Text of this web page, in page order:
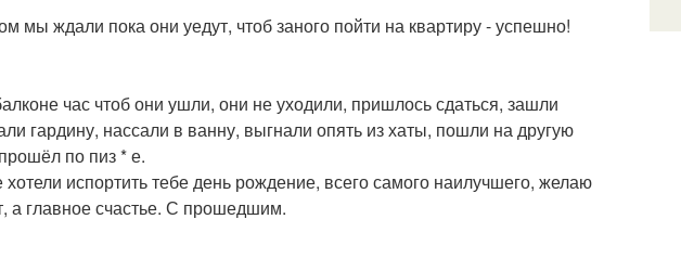
ждали пока они уедут, чтоб заного пойти на квартиру - успешно!
час чтоб они ушли, они не уходили, пришлось сдаться, зашли
гардину, нассали в ванну, выгнали опять из хаты, пошли на другую
по пиз * е.
хотели испортить тебе день рождение, всего самого наилучшего, желаю
а главное счастье. С прошедшим.